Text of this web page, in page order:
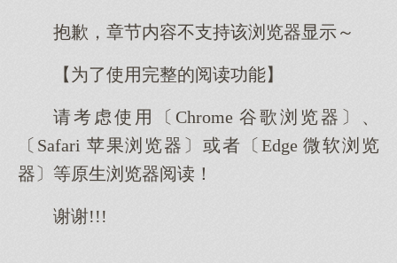
抱歉，章节内容不支持该浏览器显示～
【为了使用完整的阅读功能】
请考虑使用〔Chrome 谷歌浏览器〕、
〔Safari 苹果浏览器〕或者〔Edge 微软浏览
器〕等原生浏览器阅读！
谢谢!!!